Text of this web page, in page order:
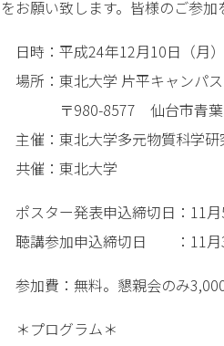
をお願い致します。皆様のご参加
日時：平成24年12月10日（月
場所：東北大学 片平キャンパ
〒980-8577 仙台市青葉
主催：東北大学多元物質科学研
共催：東北大学
ポスター発表申込締切日：11
聴講参加申込締切日 ：11月
参加費：無料。懇親会のみ
＊プログラム＊